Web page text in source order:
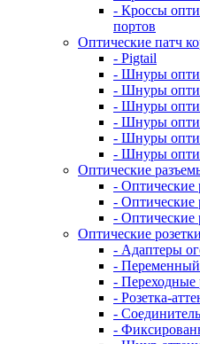
- Кроссы
портов
Оптические патч
- Pigtail
- Шнуры
- Шнуры
- Шнуры
- Шнуры
- Шнуры
- Шнуры
Оптические
- Оптические
- Оптические
- Оптические
Оптические
- Адаптеры
- Переменный
- Переходные
- Розетка-
-
-